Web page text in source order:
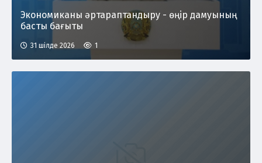
Экономиканы әртараптандыру - өңір дамуының
басты бағыты
31 шілде 2026 1